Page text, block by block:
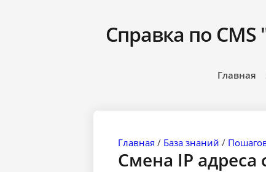
Справка по
Главная
Главная / База знаний /
Смена IP адреса